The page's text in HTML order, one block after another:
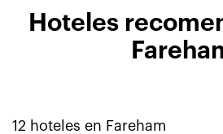
Hoteles
12 hoteles en Fareham